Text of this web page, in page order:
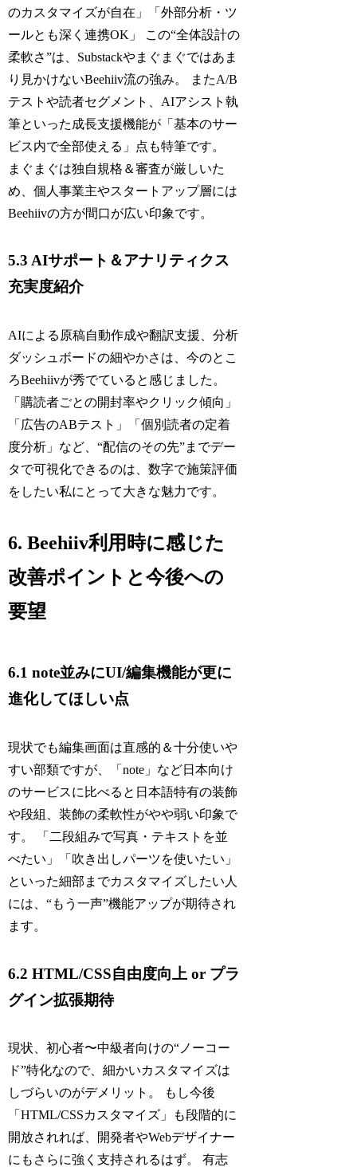
のカスタマイズが自在」「外部分析・ツ
ールとも深く連携OK」 この“全体設計の
柔軟さ”は、Substackやまぐまぐではあま
り見かけないBeehiiv流の強み。 またA/B
テストや読者セグメント、AIアシスト執
筆といった成長支援機能が「基本のサー
ビス内で全部使える」点も特筆です。
まぐまぐは独自規格＆審査が厳しいた
め、個人事業主やスタートアップ層には
Beehiivの方が間口が広い印象です。
5.3 AIサポート＆アナリティクス
充実度紹介
AIによる原稿自動作成や翻訳支援、分析
ダッシュボードの細やかさは、今のとこ
ろBeehiivが秀でていると感じました。
「購読者ごとの開封率やクリック傾向」
「広告のABテスト」「個別読者の定着
度分析」など、“配信のその先”までデー
タで可視化できるのは、数字で施策評価
をしたい私にとって大きな魅力です。
6. Beehiiv利用時に感じた
改善ポイントと今後への
要望
6.1 note並みにUI/編集機能が更に
進化してほしい点
現状でも編集画面は直感的＆十分使いや
すい部類ですが、「note」など日本向け
のサービスに比べると日本語特有の装飾
や段組、装飾の柔軟性がやや弱い印象で
す。 「二段組みで写真・テキストを並
べたい」「吹き出しパーツを使いたい」
といった細部までカスタマイズしたい人
には、“もう一声”機能アップが期待され
ます。
6.2 HTML/CSS自由度向上 or プラ
グイン拡張期待
現状、初心者〜中級者向けの“ノーコー
ド”特化なので、細かいカスタマイズは
しづらいのがデメリット。 もし今後
「HTML/CSSカスタマイズ」も段階的に
開放されれば、開発者やWebデザイナー
にもさらに強く支持されるはず。 有志